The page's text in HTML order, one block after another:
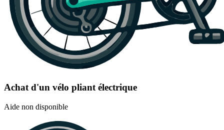
Achat d'un vélo pliant électrique
Aide non disponible